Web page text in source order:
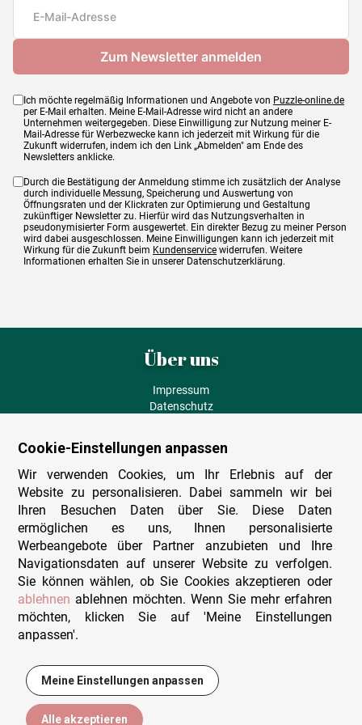
12,50 €
Ich möchte regelmäßig Informationen und Angebote von Puzzle-online.de
per E-Mail erhalten. Meine E-Mail-Adresse wird nicht an andere
Unternehmen weitergegeben. Diese Einwilligung zur Nutzung meiner E-
Mail-Adresse für Werbezwecke kann ich jederzeit mit Wirkung für die
Zukunft widerrufen, indem ich den Link „Abmelden" am Ende des
Newsletters anklicke.
Durch die Bestätigung der Anmeldung stimme ich zusätzlich der Analyse
durch individuelle Messung, Speicherung und Auswertung von
Öffnungsraten und der Klickraten zur Optimierung und Gestaltung
zukünftiger Newsletter zu. Hierfür wird das Nutzungsverhalten in
pseudonymisierter Form ausgewertet. Ein direkter Bezug zu meiner Person
wird dabei ausgeschlossen. Meine Einwilligungen kann ich jederzeit mit
Wirkung für die Zukunft beim Kundenservice widerrufen. Weitere
Informationen erhalten Sie in unserer Datenschutzerklärung.
Über uns
Impressum
Datenschutz
Versand und Lieferung
Zahlungsarten
Herstellungsland
Widerruf
Sitemap
Beratung & Support
Wir sind persönlich erreichbar
+49 (0)341 4912 210
Kontakt-Formular
Cookie-Einstellungen anpassen
Wir verwenden Cookies, um Ihr Erlebnis auf der
Website zu personalisieren. Dabei sammeln wir bei
Ihren Besuchen Daten über Sie. Diese Daten
ermöglichen es uns, Ihnen personalisierte
Werbeangebote über Partner anzubieten und Ihre
Navigationsdaten auf unserer Website zu verfolgen.
Sie können wählen, ob Sie Cookies akzeptieren oder
ablehnen ablehnen möchten. Wenn Sie mehr erfahren
möchten, klicken Sie auf 'Meine Einstellungen
anpassen'.
Meine Einstellungen anpassen
Alle akzeptieren